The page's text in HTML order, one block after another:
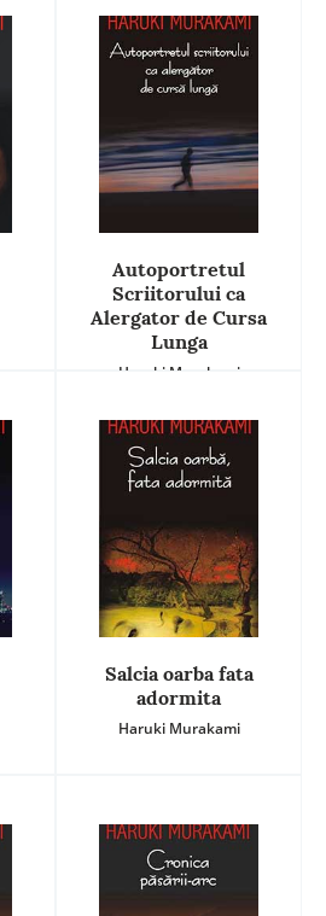
Autoportretul
Scriitorului ca
Alergator de Cursa
Lunga
Haruki Murakami
Salcia oarba fata
adormita
Haruki Murakami